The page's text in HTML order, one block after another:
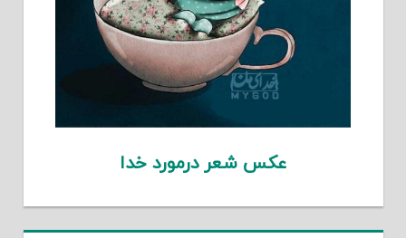
عکس شعر درمورد خدا